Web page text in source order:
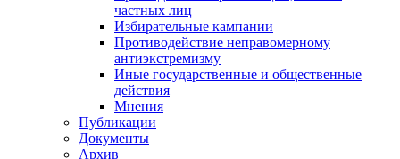
частных лиц
Избирательные кампании
Противодействие неправомерному
антиэкстремизму
Иные государственные и общественные
действия
Мнения
Публикации
Документы
Архив